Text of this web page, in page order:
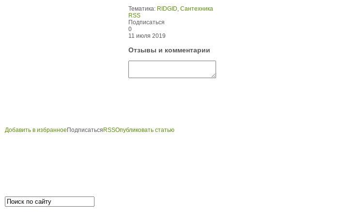
Тематика: RIDGID, Сантехника
RSS
Подписаться
0
11 июля 2019
Отзывы и комментарии
Добавить в избранное Подписаться RSSОпубликовать статью